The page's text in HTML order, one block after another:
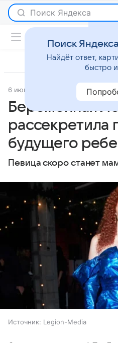
Поиск Яндекса
6 июня 2023
Беременная
рассекретила
будущего
Певица скоро станет
Источник: Legion-Media
Поиск
Найдёт ответ,
быстро